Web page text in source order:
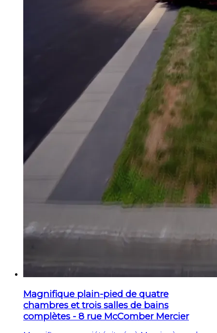
Magnifique plain-pied de quatre
chambres et trois salles de bains
complètes - 8 rue McComber Mercier